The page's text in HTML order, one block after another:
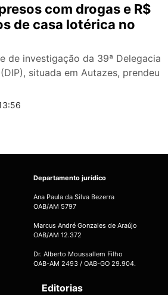
com drogas e R$
de casa lotérica no
de investigação da 39ª Delegacia
situada em Autazes, prendeu
Departamento jurídico
Ana Paula da Silva Bezerra
OAB/AM 5797
Marcus André Gonzales de Araújo
OAB/AM 12.372
Dr. Alberto Moussallem Filho
OAB-AM 2493 / OAB-GO 29.904.
Editorias